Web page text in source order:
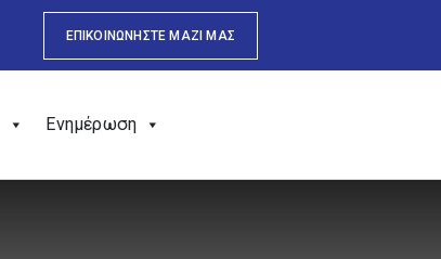
ΕΠΙΚΟΙΝΩΝΗΣΤΕ ΜΑΖΙ ΜΑΣ
Ενημέρωση